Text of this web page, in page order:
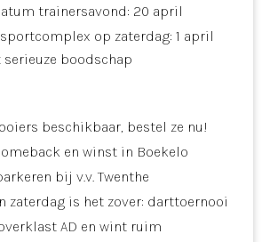
trainersavond: 20 april
op zaterdag: 1 april
boodschap
beschikbaar, bestel ze nu!
en winst in Boekelo
bij v.v. Twenthe
zaterdag is het zover: darttoernooi
AD en wint ruim